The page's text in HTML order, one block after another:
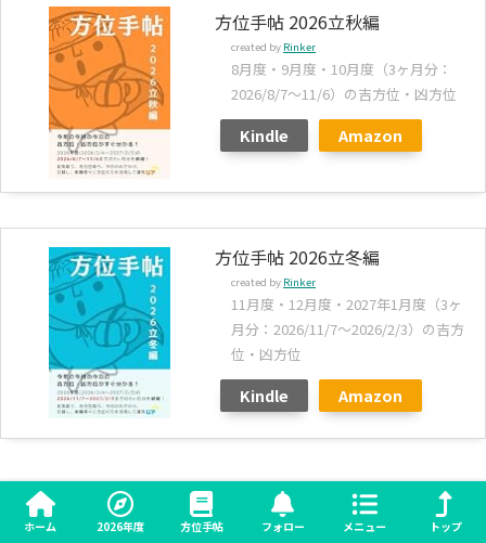
方位手帖 2026立秋編
created by Rinker
8月度・9月度・10月度（3ヶ月分：
2026/8/7～11/6）の吉方位・凶方位
Kindle Amazon
方位手帖 2026立冬編
created by Rinker
11月度・12月度・2027年1月度（3ヶ
月分：2026/11/7～2026/2/3）の吉方
位・凶方位
Kindle Amazon
↓こちらも一緒にあると、より方位を使いこなせます↓
ホーム 2026年度 方位手帖 フォロー メニュー トップ